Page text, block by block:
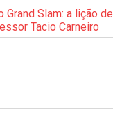
Grand Slam: a lição de
Tacio Carneiro